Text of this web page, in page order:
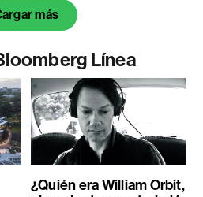
más
Línea
¿Quién era William Orbit,